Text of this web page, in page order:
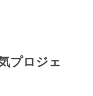
シュし
た本人
て、修
理費実
備費、
ガソリ
プロジェ